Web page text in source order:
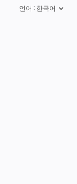
언어 : 한국어